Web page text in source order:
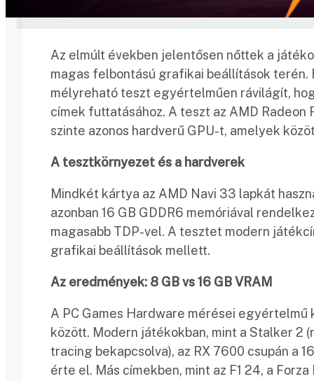
Az elmúlt években jelentősen nőttek a
magas felbontású grafikai beállítások terén.
mélyreható teszt egyértelműen rávilágít,
címek futtatásához. A teszt az AMD
szinte azonos hardverű GPU-t, amelyek
A tesztkörnyezet és a hardverek
Mindkét kártya az AMD Navi 33 lapkát
azonban 16 GB GDDR6 memóriával
magasabb TDP-vel. A tesztet modern
grafikai beállítások mellett.
Az eredmények: 8 GB vs 16 GB VRAM
A PC Games Hardware mérései
között. Modern játékokban, mint a Stalker 2
tracing bekapcsolva), az RX 7600 csupán a
érte el. Más címekben, mint az F1 24, a